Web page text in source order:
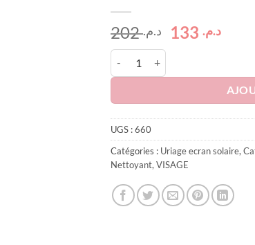
د.م.202
Le
était :
د.م. 202.
د.م.133
Le
est :
UGS :660
Catégories : Uriage ecran solaire,
Nettoyant, VISAGE